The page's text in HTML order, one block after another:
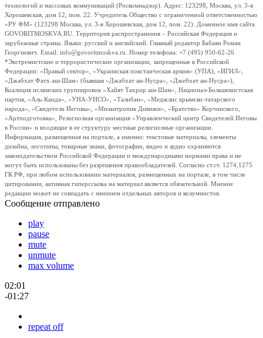
технологий и массовых коммуникаций (Роскомнадзор). Адрес: 123298, Москва, ул. 3-я
Хорошевская, дом 12, пом. 22. Учредитель Общество с ограниченной ответственностью
«РУ ФМ» (123298 Москва, ул. 3-я Хорошевская, дом 12, пом. 22). Доменное имя сайта
GOVORITMOSKVA.RU. Территория распространения – Российская Федерация и
зарубежные страны. Языки: русский и английский. Главный редактор Бабаян Роман
Георгиевич. Email: info@govoritmoskva.ru. Номер телефона: +7 (495) 950-62-26
*Экстремистские и террористические организации, запрещенные в Российской
Федерации: «Правый сектор», «Украинская повстанческая армия» (УПА), «ИГИЛ»,
«Джабхат Фатх аш-Шам» (бывшая «Джабхат ан-Нусра», «Джебхат ан-Нусра»),
Коалиция исламских группировок «Хайят Тахрир аш-Шам», Национал-Большевистская
партия, «Аль-Каида», «УНА-УНСО», «Талибан», «Меджлис крымско-татарского
народа», «Свидетели Иеговы», «Мизантропик Дивижн», «Братство» Корчинского,
«Артподготовка», Религиозная организация «Управленческий центр Свидетелей Иеговы
в России» и входящие в ее структуру местные религиозные организации.
Информация, размещенная на портале, а именно: текстовые материалы, элементы
дизайна, логотипы, товарные знаки, фотографии, видео и аудио охраняются
законодательством Российской Федерации и международными нормами права и не
могут быть использованы без разрешения правообладателей. Согласно ст.ст. 1274,1275
ГК РФ, при любом использовании материалов, размещенных на портале, в том числе
цитировании, активная гиперссылка на материал является обязательной. Мнение
редакции может не совпадать с мнением отдельных авторов и колумнистов.
Сообщение отправлено
play
pause
mute
unmute
max volume
02:01
-01:27
repeat off